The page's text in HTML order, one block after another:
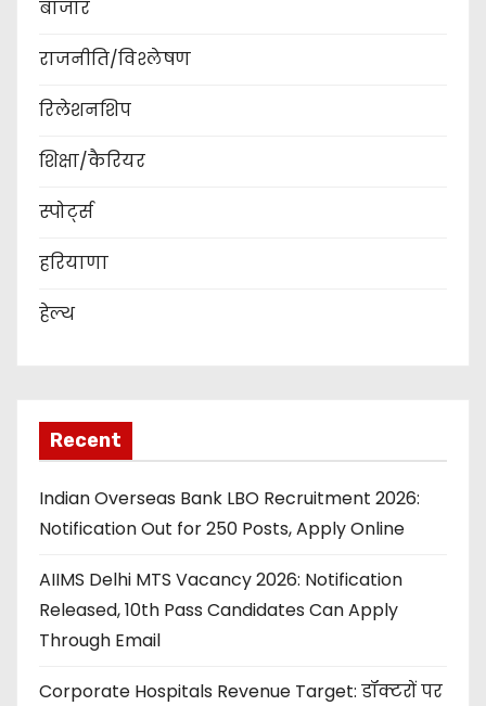
बाजार
राजनीति/विश्लेषण
रिलेशनशिप
शिक्षा/कैरियर
स्पोर्ट्स
हरियाणा
हेल्थ
Recent
Indian Overseas Bank LBO Recruitment 2026:
Notification Out for 250 Posts, Apply Online
AIIMS Delhi MTS Vacancy 2026: Notification
Released, 10th Pass Candidates Can Apply
Through Email
Corporate Hospitals Revenue Target: डॉक्टरों पर